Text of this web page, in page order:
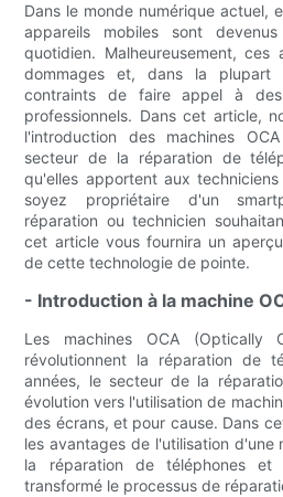
Dans le monde numérique actuel,
appareils mobiles sont
quotidien. Malheureusement,
dommages et, dans la plupart
contraints de faire appel à
professionnels. Dans cet article,
l'introduction des machines
secteur de la réparation de
qu'elles apportent aux
soyez propriétaire d'un
réparation ou technicien
cet article vous fournira un
de cette technologie de pointe.
- Introduction à la machine
Les machines OCA (Optically
révolutionnent la réparation de
années, le secteur de la
évolution vers l'utilisation de
des écrans, et pour cause. Dans
les avantages de l'utilisation d'une
la réparation de téléphones
transformé le processus de